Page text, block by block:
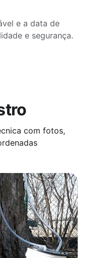
e a data de
e segurança.
com fotos,